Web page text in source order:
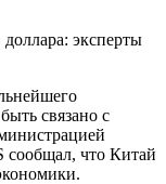
эксперты
связано с
сообщал, что Китай